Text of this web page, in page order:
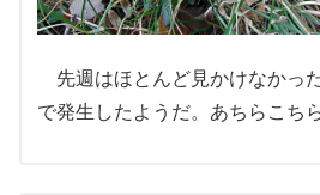
先週はほとんど見かけなかっ
で発生したようだ。あちらこち